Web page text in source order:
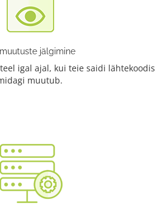
jälgimine
igal ajal, kui teie saidi lähtekoodis
muutub.